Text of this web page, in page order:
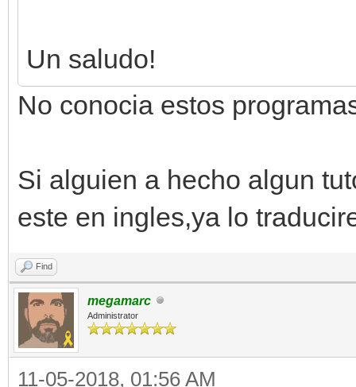
Un saludo!
No conocia estos
Si alguien a hecho algun
este en ingles,ya lo
Find
megamarc
Administrator
11-05-2018, 01:56 AM